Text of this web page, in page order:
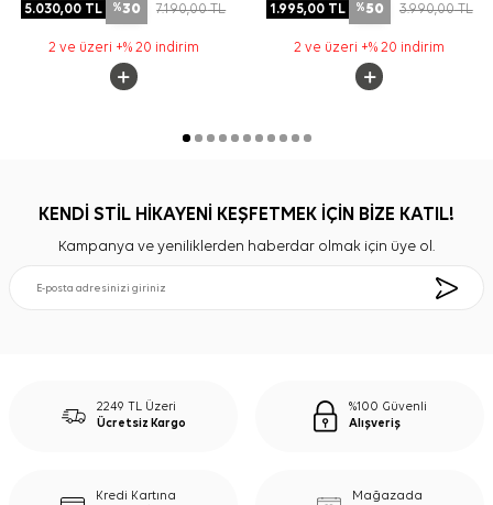
5.030,00 TL %30 7.190,00TL
2 ve üzeri +% 20 indirim
1.995,00TL %50 3.990,00TL
2 ve üzeri +% 20 indirim
KENDİ STİL HİKAYENİ KEŞFETMEK İÇİN BİZE KATIL!
Kampanya ve yeniliklerden haberdar olmak için üye ol.
2249 TL Üzeri
Ücretsiz Kargo
%100 Güvenli
Alışveriş
Kredi Kartına
Mağazada